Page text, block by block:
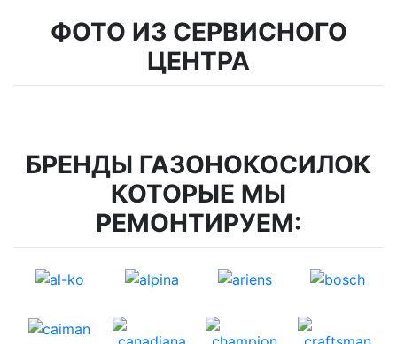
ФОТО ИЗ СЕРВИСНОГО
ЦЕНТРА
БРЕНДЫ ГАЗОНОКОСИЛОК
КОТОРЫЕ МЫ
РЕМОНТИРУЕМ: